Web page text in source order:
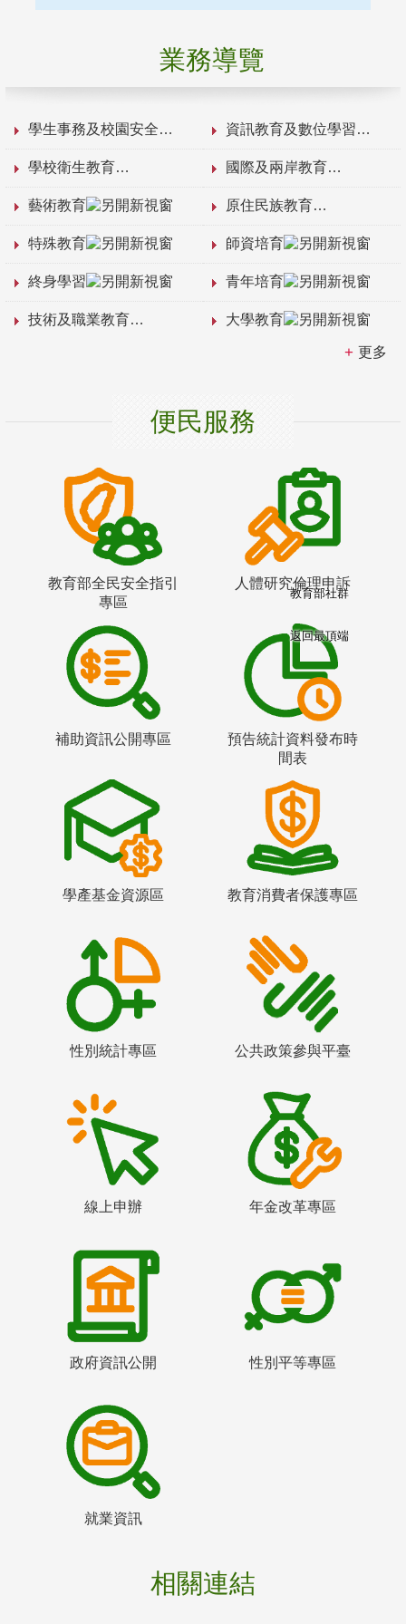
業務導覽
學生事務及校園安全 資訊教育及數位學習
學校衛生教育 國際及兩岸教育
藝術教育 原住民族教育
特殊教育 師資培育
終身學習 青年培育
技術及職業教育 大學教育
更多
便民服務
教育部全民安全指引
專區
人體研究倫理申訴
補助資訊公開專區
預告統計資料發布時
間表
學產基金資源區 教育消費者保護專區
性別統計專區 公共政策參與平臺
線上申辦 年金改革專區
政府資訊公開 性別平等專區
就業資訊
相關連結
教育部社群
返回最頂端